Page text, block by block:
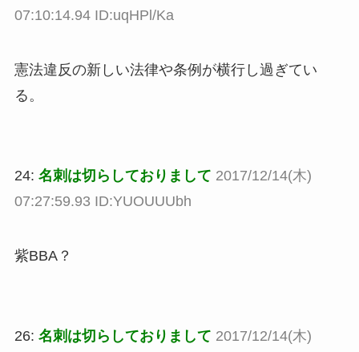
07:10:14.94 ID:uqHPl/Ka
憲法違反の新しい法律や条例が横行し過ぎてい
る。
24: 名刺は切らしておりまして 2017/12/14(木)
07:27:59.93 ID:YUOUUUbh
紫BBA？
26: 名刺は切らしておりまして 2017/12/14(木)